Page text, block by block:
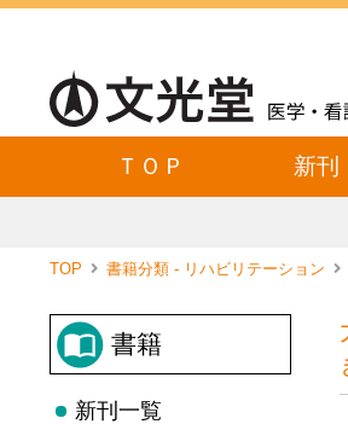
ＴＯＰ 新刊
TOP 書籍分類 - リハビリテーション
書籍
新刊一覧